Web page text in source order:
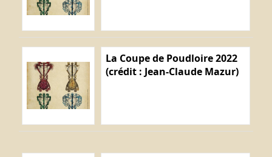
La Coupe de Poudloire 2022
(crédit : Jean-Claude Mazur)